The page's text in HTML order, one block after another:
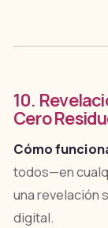
10.
Cero
Cómo
todos—en
una revelación
digital.